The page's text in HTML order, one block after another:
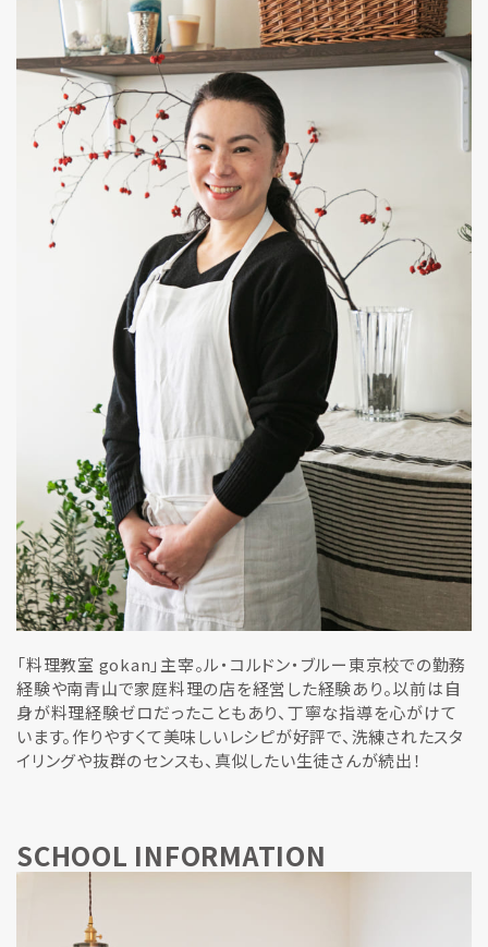
「料理教室 gokan」主宰。ル・コルドン・ブルー東京校での勤務
経験や南青山で家庭料理の店を経営した経験あり。以前は自
身が料理経験ゼロだったこともあり、丁寧な指導を心がけて
います。作りやすくて美味しいレシピが好評で、洗練されたスタ
イリングや抜群のセンスも、真似したい生徒さんが続出！
SCHOOL INFORMATION